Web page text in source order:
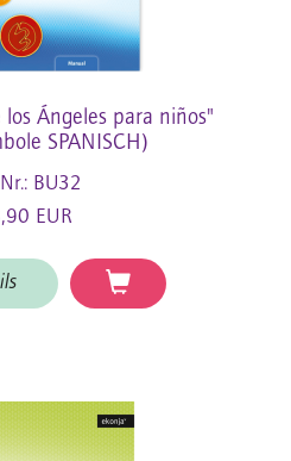
los Ángeles para niños"
SPANISCH)
BU32
EUR